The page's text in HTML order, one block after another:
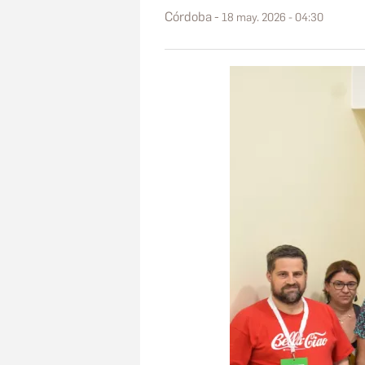
Córdoba 18 may. 2026 - 04:30